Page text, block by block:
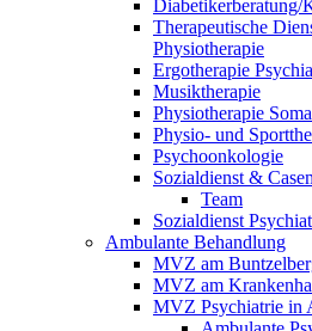
Diabetikerberatung/
Therapeutische
Physiotherapie
Ergotherapie
Musiktherapie
Physiotherapie
Physio- und
Psychoonkologie
Sozialdienst &
Team
Sozialdienst
Ambulante Behandlung
MVZ am
MVZ am
MVZ Psychiatrie in